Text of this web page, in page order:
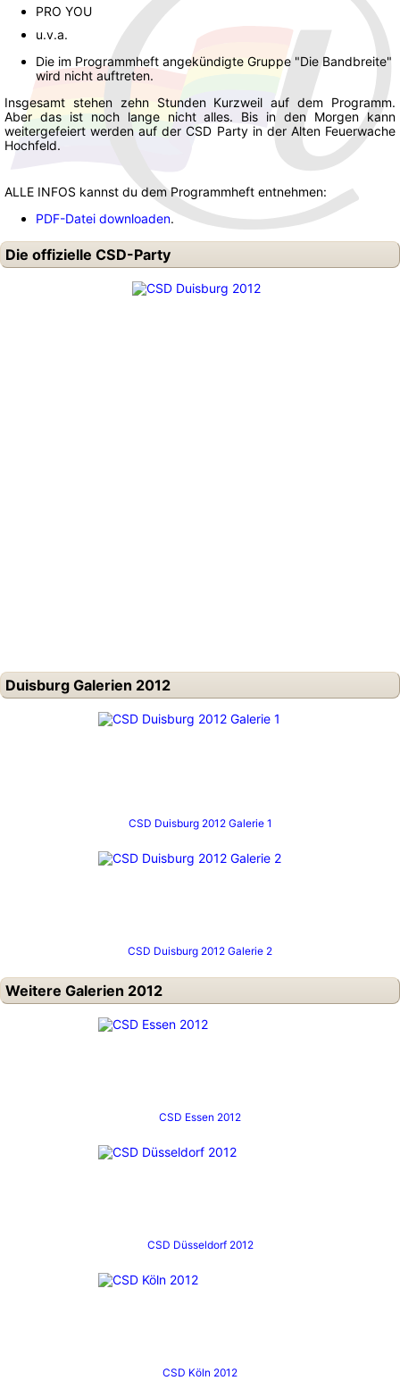
PRO YOU
u.v.a.
Die im Programmheft angekündigte Gruppe "Die Bandbreite"
wird nicht auftreten.
Insgesamt stehen zehn Stunden Kurzweil auf dem Programm.
Aber das ist noch lange nicht alles. Bis in den Morgen kann
weitergefeiert werden auf der CSD Party in der Alten Feuerwache
Hochfeld.
ALLE INFOS kannst du dem Programmheft entnehmen:
PDF-Datei downloaden.
Die offizielle CSD-Party
Duisburg Galerien 2012
CSD Duisburg 2012 Galerie 1
CSD Duisburg 2012 Galerie 2
Weitere Galerien 2012
CSD Essen 2012
CSD Düsseldorf 2012
CSD Köln 2012